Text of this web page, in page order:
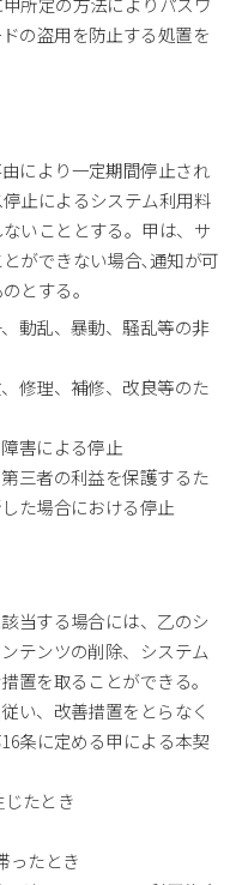
の盗用を防止する処置を
により一定期間停止され
止によるシステム利用料
いこととする。甲は、サ
ができない場合､通知が可
とする。
動乱、暴動、騒乱等の非
修理、補修、改良等のた
害による停止
三者の利益を保護するた
た場合における停止
当する場合には、乙のシ
テンツの削除、システム
置を取ることができる。
い、改善措置をとらなく
条に定める甲による本契
じたとき
ったとき